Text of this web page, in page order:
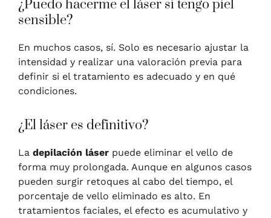
¿Puedo hacerme el láser si tengo piel
sensible?
En muchos casos, sí. Solo es necesario ajustar la
intensidad y realizar una valoración previa para
definir si el tratamiento es adecuado y en qué
condiciones.
¿El láser es definitivo?
La depilación láser puede eliminar el vello de
forma muy prolongada. Aunque en algunos casos
pueden surgir retoques al cabo del tiempo, el
porcentaje de vello eliminado es alto. En
tratamientos faciales, el efecto es acumulativo y